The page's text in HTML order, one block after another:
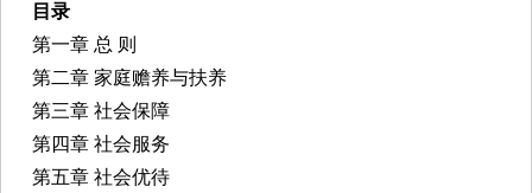
目录
第一章 总 则
第二章 家庭赡养与扶养
第三章 社会保障
第四章 社会服务
第五章 社会优待